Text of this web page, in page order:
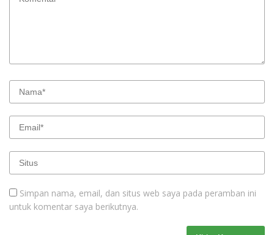
Simpan nama, email, dan situs web saya pada peramban ini
untuk komentar saya berikutnya.